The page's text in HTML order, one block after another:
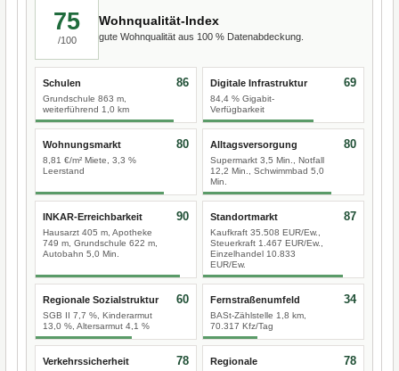
75
/100
Wohnqualität-Index
gute Wohnqualität aus 100 % Datenabdeckung.
Schulen
Grundschule 863 m,
weiterführend 1,0 km
86 Digitale Infrastruktur
84,4 % Gigabit-
Verfügbarkeit
69
Wohnungsmarkt
8,81 €/m² Miete, 3,3 %
Leerstand
80 Alltagsversorgung
Supermarkt 3,5 Min., Notfall
12,2 Min., Schwimmbad 5,0
Min.
80
INKAR-Erreichbarkeit
Hausarzt 405 m, Apotheke
749 m, Grundschule 622 m,
Autobahn 5,0 Min.
90 Standortmarkt
Kaufkraft 35.508 EUR/Ew.,
Steuerkraft 1.467 EUR/Ew.,
Einzelhandel 10.833
EUR/Ew.
87
Regionale Sozialstruktur
SGB II 7,7 %, Kinderarmut
13,0 %, Altersarmut 4,1 %
60 Fernstraßenumfeld
BASt-Zählstelle 1,8 km,
70.317 Kfz/Tag
34
Verkehrssicherheit 78
Regionale
78